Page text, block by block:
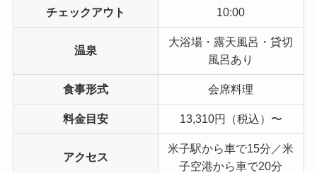
チェックアウト 10:00
温泉
大浴場・露天風呂・貸切
風呂あり
食事形式 会席料理
料金目安 13,310円（税込）〜
アクセス
米子駅から車で15分／米
子空港から車で20分